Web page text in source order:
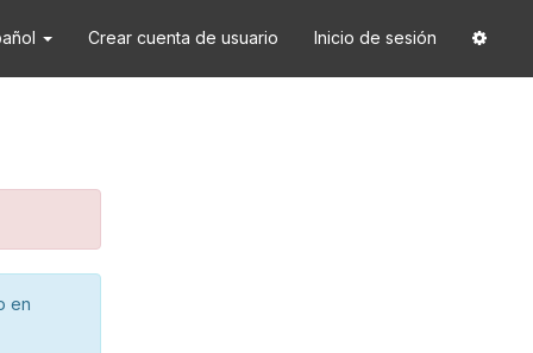
Crear cuenta de usuario Inicio de sesión
en